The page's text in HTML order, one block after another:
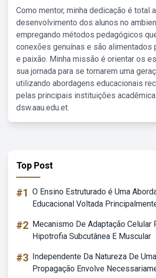
Como mentor, minha dedicação é total
desenvolvimento dos alunos no
empregando métodos pedagógicos
conexões genuínas e são alimentados
e paixão. Minha missão é orientar os
sua jornada para se tornarem uma
utilizando abordagens educacionais
pelas principais instituições
dsw.aau.edu.et.
Top Post
#1 O Ensino Estruturado é Uma
Educacional Voltada
#2 Mecanismo De Adaptação Celular
Hipotrofia Subcutânea E Muscular
#3 Independente Da Natureza De
Propagação Envolve